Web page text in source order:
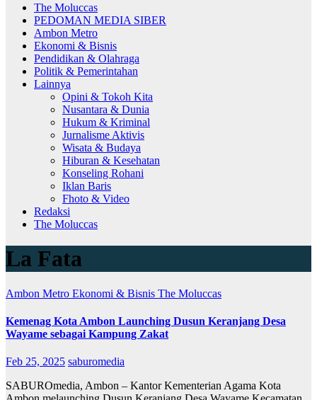
The Moluccas
PEDOMAN MEDIA SIBER
Ambon Metro
Ekonomi & Bisnis
Pendidikan & Olahraga
Politik & Pemerintahan
Lainnya
Opini & Tokoh Kita
Nusantara & Dunia
Hukum & Kriminal
Jurnalisme Aktivis
Wisata & Budaya
Hiburan & Kesehatan
Konseling Rohani
Iklan Baris
Fhoto & Video
Redaksi
The Moluccas
La Fata
Ambon Metro Ekonomi & Bisnis The Moluccas
Kemenag Kota Ambon Launching Dusun Keranjang Desa
Wayame sebagai Kampung Zakat
Feb 25, 2025 saburomedia
SABUROmedia, Ambon – Kantor Kementerian Agama Kota